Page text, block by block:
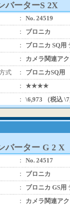
バーターS 2X
： No. 24519
：
ブロニカ
：
ブロニカ SQ用
：
カメラ関連ア
式
：
ブロニカSQ用
： ★★★★
： \6,973 （税込
バーター G 2 X
： No. 24517
：
ブロニカ
：
ブロニカ GS用
：
カメラ関連ア